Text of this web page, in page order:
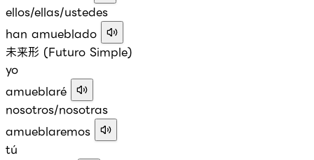
ellos/ellas/ustedes
han amueblado
未来形 (Futuro Simple)
yo
amueblaré
nosotros/nosotras
amueblaremos
tú